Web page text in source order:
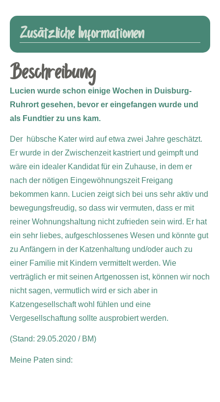
Zusätzliche Informationen
Beschreibung
Lucien wurde schon einige Wochen in Duisburg-
Ruhrort gesehen, bevor er eingefangen wurde und
als Fundtier zu uns kam.
Der hübsche Kater wird auf etwa zwei Jahre geschätzt.
Er wurde in der Zwischenzeit kastriert und geimpft und
wäre ein idealer Kandidat für ein Zuhause, in dem er
nach der nötigen Eingewöhnungszeit Freigang
bekommen kann. Lucien zeigt sich bei uns sehr aktiv und
bewegungsfreudig, so dass wir vermuten, dass er mit
reiner Wohnungshaltung nicht zufrieden sein wird. Er hat
ein sehr liebes, aufgeschlossenes Wesen und könnte gut
zu Anfängern in der Katzenhaltung und/oder auch zu
einer Familie mit Kindern vermittelt werden. Wie
verträglich er mit seinen Artgenossen ist, können wir noch
nicht sagen, vermutlich wird er sich aber in
Katzengesellschaft wohl fühlen und eine
Vergesellschaftung sollte ausprobiert werden.
(Stand: 29.05.2020 / BM)
Meine Paten sind: